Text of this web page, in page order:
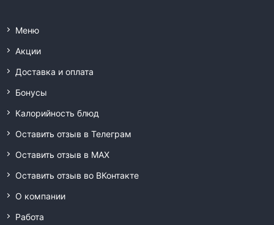
Меню
Акции
Доставка и оплата
Бонусы
Калорийность блюд
Оставить отзыв в Телеграм
Оставить отзыв в MAX
Оставить отзыв во ВКонтакте
О компании
Работа